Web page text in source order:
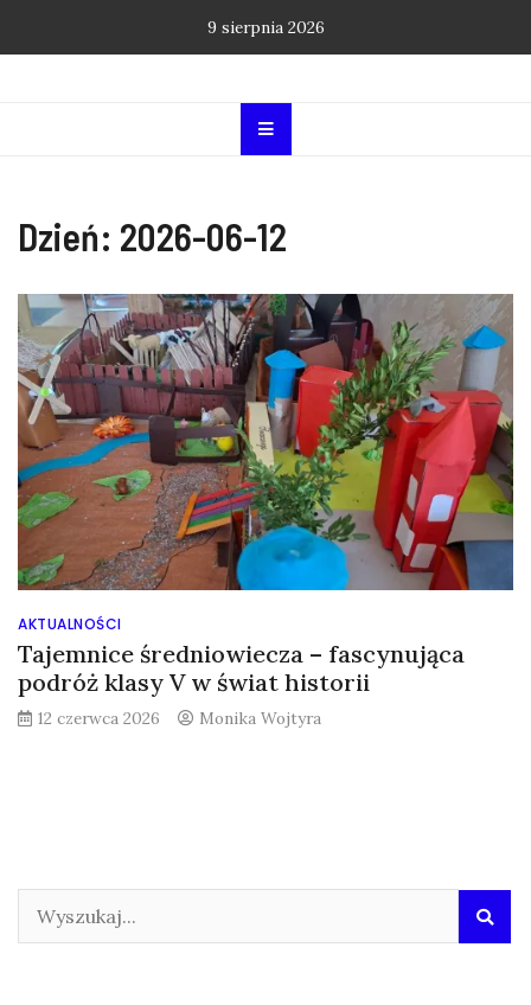
9 sierpnia 2026
Dzień: 2026-06-12
AKTUALNOŚCI
Tajemnice średniowiecza – fascynująca
podróż klasy V w świat historii
12 czerwca 2026 Monika Wojtyra